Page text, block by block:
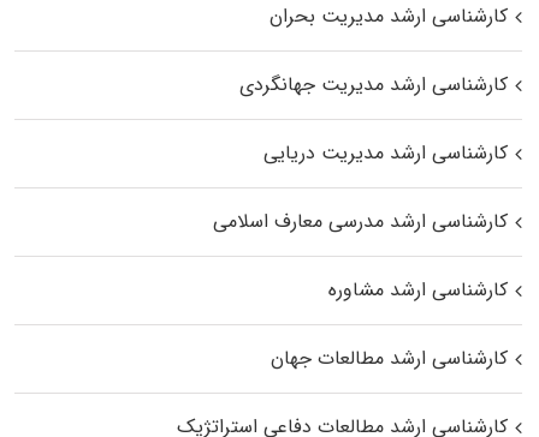
کارشناسی ارشد مدیریت بحران
کارشناسی ارشد مدیریت جهانگردی
کارشناسی ارشد مدیریت دریایی
کارشناسی ارشد مدرسی معارف اسلامی
کارشناسی ارشد مشاوره
کارشناسی ارشد مطالعات جهان
کارشناسی ارشد مطالعات دفاعی استراتژیک